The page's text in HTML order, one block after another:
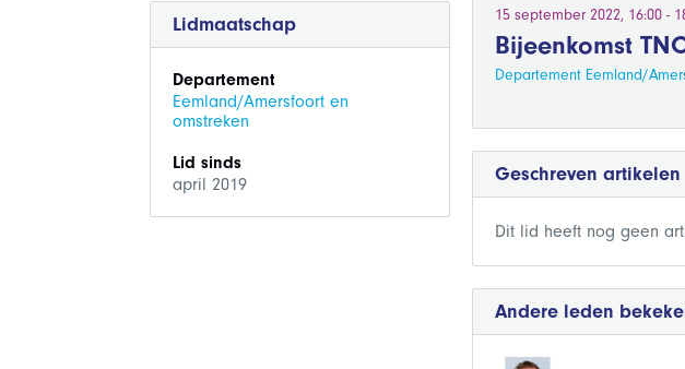
Lidmaatschap
Departement
Eemland/Amersfoort en
omstreken
Lid sinds
april 2019
15 september 2022, 16:00 -
Bijeenkomst
Departement Eemland/
Geschreven artikelen
Dit lid heeft nog geen
Andere leden